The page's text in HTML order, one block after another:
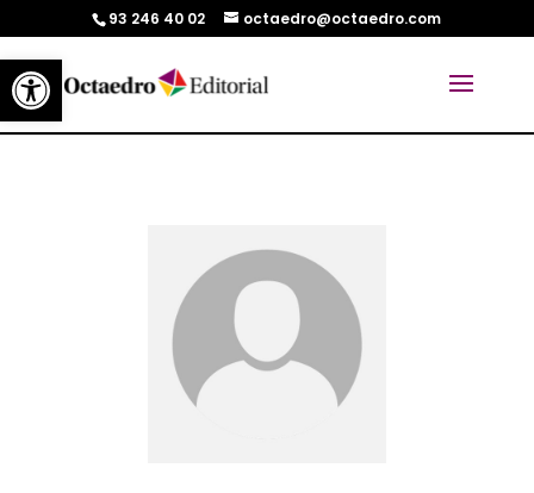
Abrir barra de herramientas
93 246 40 02 octaedro@octaedro.com